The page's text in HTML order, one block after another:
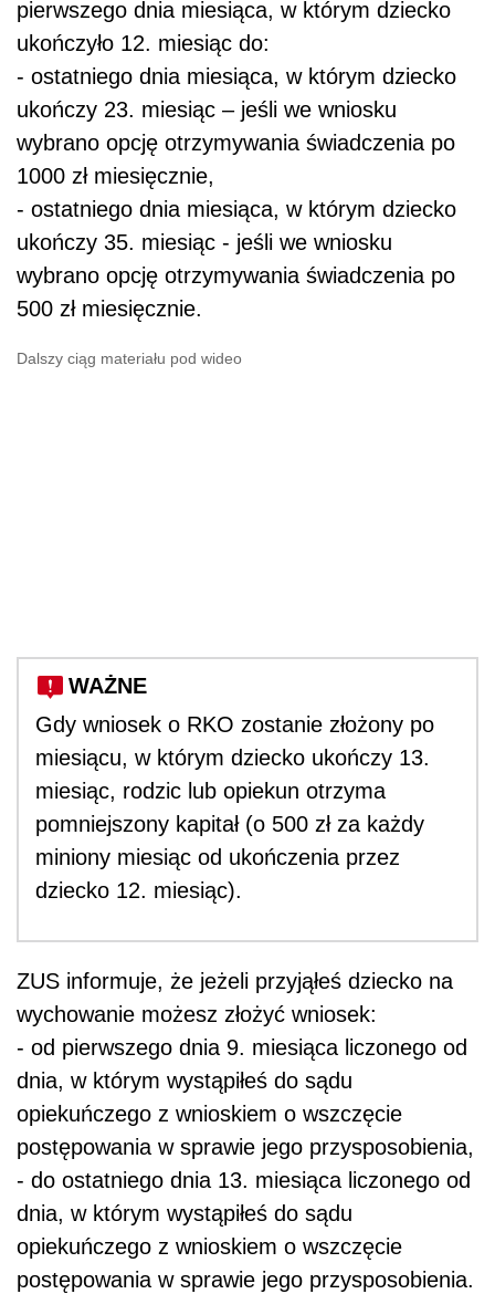
pierwszego dnia miesiąca, w którym dziecko
ukończyło 12. miesiąc do:
- ostatniego dnia miesiąca, w którym dziecko
ukończy 23. miesiąc – jeśli we wniosku
wybrano opcję otrzymywania świadczenia po
1000 zł miesięcznie,
- ostatniego dnia miesiąca, w którym dziecko
ukończy 35. miesiąc - jeśli we wniosku
wybrano opcję otrzymywania świadczenia po
500 zł miesięcznie.
Dalszy ciąg materiału pod wideo
WAŻNE
Gdy wniosek o RKO zostanie złożony po
miesiącu, w którym dziecko ukończy 13.
miesiąc, rodzic lub opiekun otrzyma
pomniejszony kapitał (o 500 zł za każdy
miniony miesiąc od ukończenia przez
dziecko 12. miesiąc).
ZUS informuje, że jeżeli przyjąłeś dziecko na
wychowanie możesz złożyć wniosek:
- od pierwszego dnia 9. miesiąca liczonego od
dnia, w którym wystąpiłeś do sądu
opiekuńczego z wnioskiem o wszczęcie
postępowania w sprawie jego przysposobienia,
- do ostatniego dnia 13. miesiąca liczonego od
dnia, w którym wystąpiłeś do sądu
opiekuńczego z wnioskiem o wszczęcie
postępowania w sprawie jego przysposobienia.